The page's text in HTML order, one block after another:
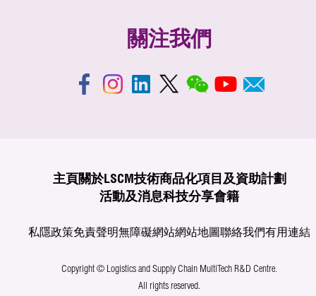
關注我們
主頁 關於LSCM技術商品化項目及資助計劃
活動及消息科技分享會籍
私隱政策免責聲明無障礙網站網站地圖聯絡我們有用連結
Copyright © Logistics and Supply Chain MultiTech R&D Centre.
All rights reserved.